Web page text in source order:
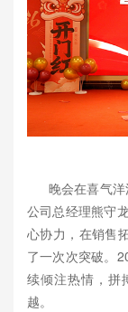
晚会在喜气
公司总经理熊守
心协力，在销售
了一次次突破。
续倾注热情，拼
越。